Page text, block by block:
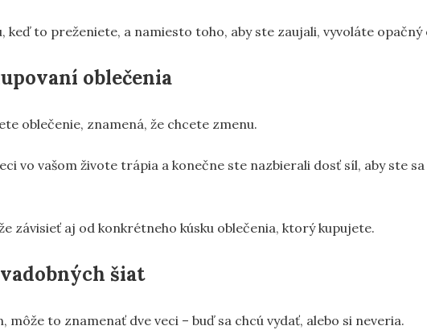
keď to preženiete, a namiesto toho, aby ste zaujali, vyvoláte opačný
oblečenia
oblečenie, znamená, že chcete zmenu.
vo vašom živote trápia a konečne ste nazbierali dosť síl, aby ste
závisieť aj od konkrétneho kúsku oblečenia, ktorý kupujete.
šiat
môže to znamenať dve veci – buď sa chcú vydať, alebo si neveria.